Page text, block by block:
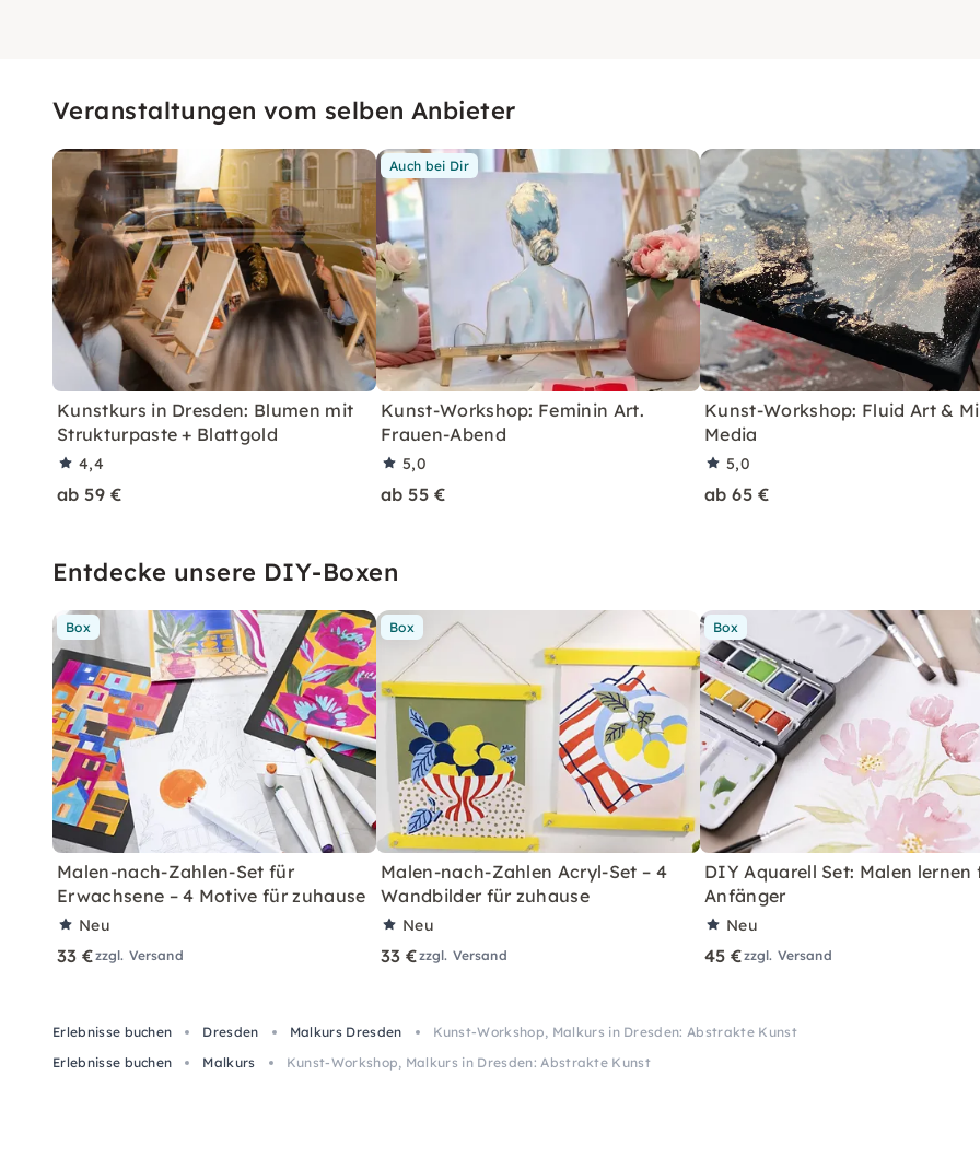
Veranstaltungen vom selben Anbieter
Kunstkurs in Dresden: Blumen mit
Strukturpaste + Blattgold
4,4
ab 59 €
Auch bei Dir
Kunst-Workshop: Feminin Art.
Frauen-Abend
5,0
ab 55 €
Kunst-Workshop: Fluid Art &
Media
5,0
ab 65 €
Entdecke unsere DIY-Boxen
Box
Malen-nach-Zahlen-Set für
Erwachsene – 4 Motive für zuhause
Neu
33 €zzgl. Versand
Box
Malen-nach-Zahlen Acryl-Set – 4
Wandbilder für zuhause
Neu
33 €zzgl. Versand
Box
DIY Aquarell Set: Malen lernen
Anfänger
Neu
45 €zzgl. Versand
Erlebnisse buchen Dresden Malkurs Dresden
Kunst-Workshop, Malkurs in Dresden: Abstrakte Kunst
Erlebnisse buchen
Malkurs Kunst-Workshop, Malkurs in Dresden: Abstrakte Kunst